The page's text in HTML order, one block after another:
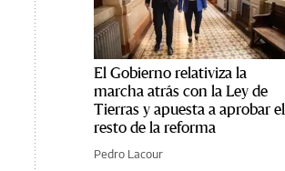
El Gobierno relativiza la
marcha atrás con la Ley de
Tierras y apuesta a aprobar el
resto de la reforma
Pedro Lacour